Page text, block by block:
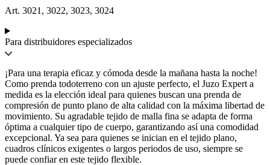
Art. 3021, 3022, 3023, 3024
Para distribuidores especializados
¡Para una terapia eficaz y cómoda desde la mañana hasta la noche!
Como prenda todoterreno con un ajuste perfecto, el Juzo Expert a
medida es la elección ideal para quienes buscan una prenda de
compresión de punto plano de alta calidad con la máxima libertad de
movimiento. Su agradable tejido de malla fina se adapta de forma
óptima a cualquier tipo de cuerpo, garantizando así una comodidad
excepcional. Ya sea para quienes se inician en el tejido plano,
cuadros clínicos exigentes o largos periodos de uso, siempre se
puede confiar en este tejido flexible.